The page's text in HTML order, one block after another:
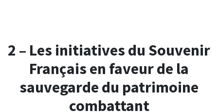
2 – Les initiatives du Souvenir
Français en faveur de la
sauvegarde du patrimoine
combattant